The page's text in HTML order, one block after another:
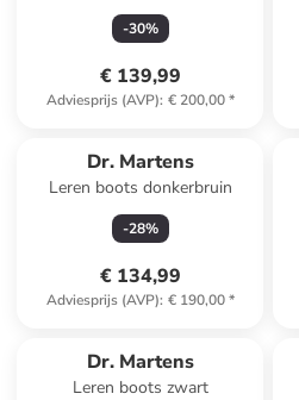
-30%
€ 139,99
Adviesprijs (AVP): € 200,00*
Dr. Martens
Leren boots donkerbruin
-28%
€ 134,99
Adviesprijs (AVP): € 190,00*
Dr. Martens
Leren boots zwart